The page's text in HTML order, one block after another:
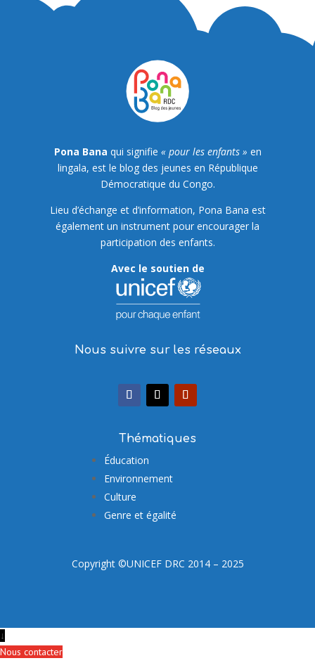
Pona Bana qui signifie « pour les enfants » en
lingala, est le blog des jeunes en République
Démocratique du Congo.
Lieu d’échange et d’information, Pona Bana est
également un instrument pour encourager la
participation des enfants.
Avec le soutien de
Nous suivre sur les réseaux
Thématiques
Éducation
Environnement
Culture
Genre et égalité
Copyright ©UNICEF DRC 2014 – 2025
↓
Nous contacter